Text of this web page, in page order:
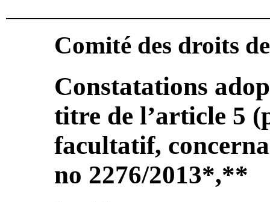
Comité des droits
Constatations
titre de l’article 5
facultatif,
no 2276/2013*,**